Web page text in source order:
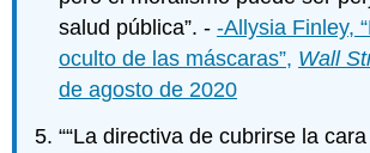
salud pública”. --Allysia Finley,
oculto de las máscaras”, Wall
de agosto de 2020
““La directiva de cubrirse la